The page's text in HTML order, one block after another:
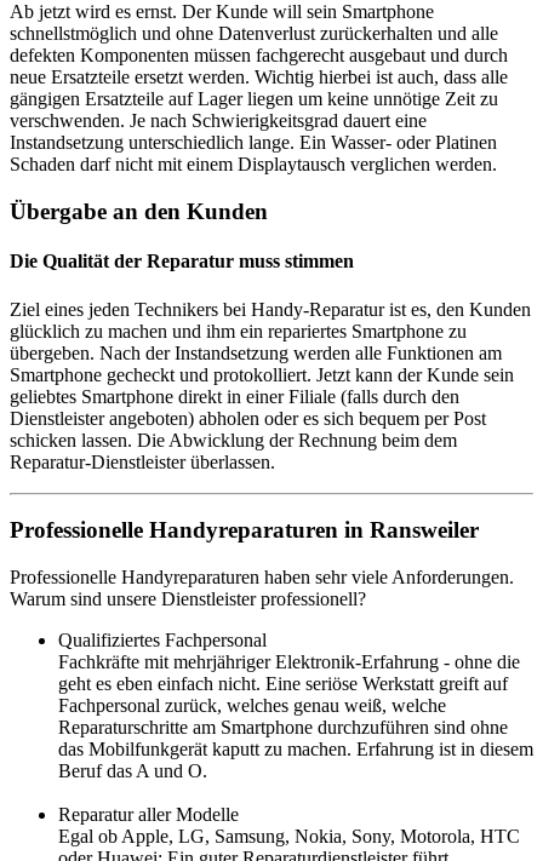
Ab jetzt wird es ernst. Der Kunde will sein Smartphone
schnellstmöglich und ohne Datenverlust zurückerhalten und alle
defekten Komponenten müssen fachgerecht ausgebaut und durch
neue Ersatzteile ersetzt werden. Wichtig hierbei ist auch, dass alle
gängigen Ersatzteile auf Lager liegen um keine unnötige Zeit zu
verschwenden. Je nach Schwierigkeitsgrad dauert eine
Instandsetzung unterschiedlich lange. Ein Wasser- oder Platinen
Schaden darf nicht mit einem Displaytausch verglichen werden.
Übergabe an den Kunden
Die Qualität der Reparatur muss stimmen
Ziel eines jeden Technikers bei Handy-Reparatur ist es, den Kunden
glücklich zu machen und ihm ein repariertes Smartphone zu
übergeben. Nach der Instandsetzung werden alle Funktionen am
Smartphone gecheckt und protokolliert. Jetzt kann der Kunde sein
geliebtes Smartphone direkt in einer Filiale (falls durch den
Dienstleister angeboten) abholen oder es sich bequem per Post
schicken lassen. Die Abwicklung der Rechnung beim dem
Reparatur-Dienstleister überlassen.
Professionelle Handyreparaturen in Ransweiler
Professionelle Handyreparaturen haben sehr viele Anforderungen.
Warum sind unsere Dienstleister professionell?
Qualifiziertes Fachpersonal
Fachkräfte mit mehrjähriger Elektronik-Erfahrung - ohne die
geht es eben einfach nicht. Eine seriöse Werkstatt greift auf
Fachpersonal zurück, welches genau weiß, welche
Reparaturschritte am Smartphone durchzuführen sind ohne
das Mobilfunkgerät kaputt zu machen. Erfahrung ist in diesem
Beruf das A und O.
Reparatur aller Modelle
Egal ob Apple, LG, Samsung, Nokia, Sony, Motorola, HTC